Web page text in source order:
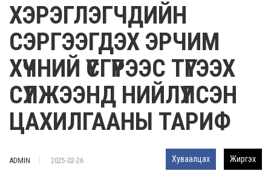
ХЭРЭГЛЭГЧДИЙН
СЭРГЭЭГДЭХ ЭРЧИМ
ХҮЧНИЙ ҮҮСГҮҮРЭЭС ТҮГЭЭХ
СҮЛЖЭЭНД НИЙЛҮҮЛСЭН
ЦАХИЛГААНЫ ТАРИФ
ADMIN 2025-02-26 Хуваалцах Жиргэх